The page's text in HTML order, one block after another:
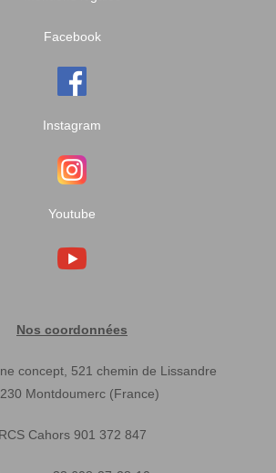
Facebook
Instagram
Youtube
Nos coordonnées
concept, 521 chemin de Lissandre
Montdoumerc (France)
RCS Cahors 901 372 847